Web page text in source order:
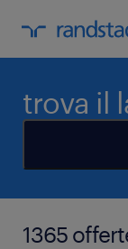
trova il
1365